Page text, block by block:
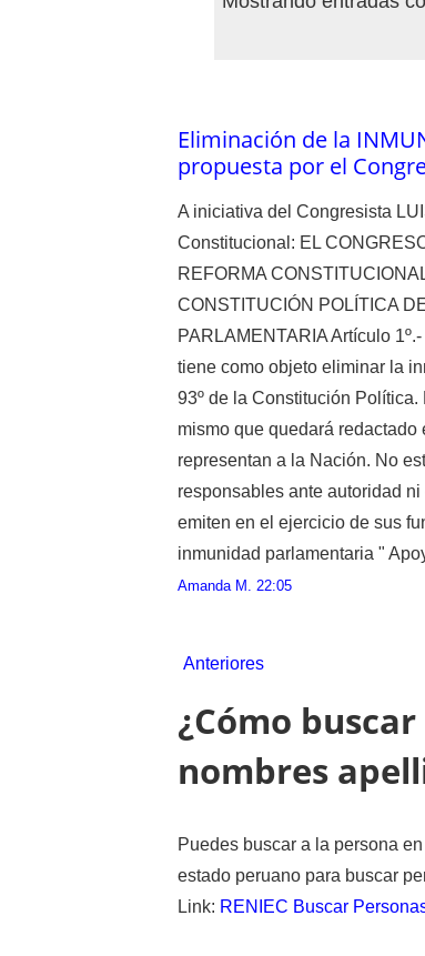
Eliminación de la
propuesta por el
A iniciativa del Congresista
Constitucional: EL
REFORMA
CONSTITUCIÓN POLÍTICA
PARLAMENTARIA Artículo
tiene como objeto eliminar la
93º de la Constitución
mismo que quedará
representan a la Nación. No
responsables ante autoridad
emiten en el ejercicio de sus
inmunidad parlamentaria "
Amanda M. 22:05
Anteriores
¿Cómo
nombres
Puedes buscar a la persona
estado peruano para buscar
Link: RENIEC Buscar